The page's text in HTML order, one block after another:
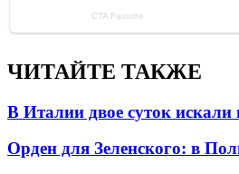
ЧИТАЙТЕ ТАКЖЕ
В Италии двое суток
Орден для Зеленского: в